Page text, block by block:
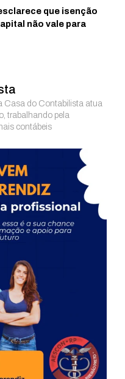
que isenção
não vale para
Casa do Contabilista atua
trabalhando pela
contábeis